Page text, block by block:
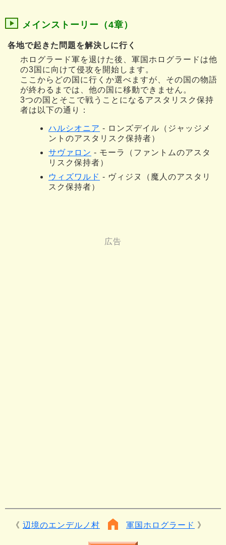
メインストーリー（4章）
各地で起きた問題を解決しに行く
ホログラード軍を退けた後、軍国ホログラードは他
の3国に向けて侵攻を開始します。
ここからどの国に行くか選べますが、その国の物語
が終わるまでは、他の国に移動できません。
3つの国とそこで戦うことになるアスタリスク保持
者は以下の通り：
ハルシオニア - ロンズデイル（ジャッジメ
ントのアスタリスク保持者）
サヴァロン - モーラ（ファントムのアスタ
リスク保持者）
ウィズワルド - ヴィジヌ（魔人のアスタリ
スク保持者）
辺境のエンデルノ村 軍国ホログラード